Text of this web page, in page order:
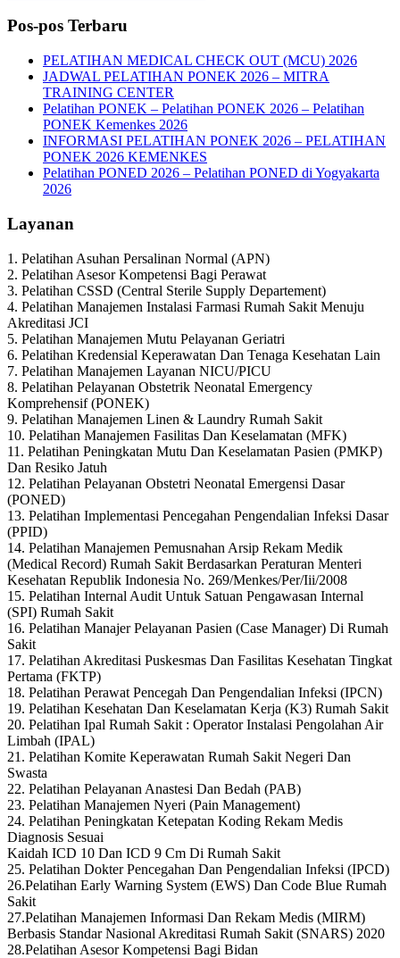
Pos-pos Terbaru
PELATIHAN MEDICAL CHECK OUT (MCU) 2026
JADWAL PELATIHAN PONEK 2026 – MITRA
TRAINING CENTER
Pelatihan PONEK – Pelatihan PONEK 2026 – Pelatihan
PONEK Kemenkes 2026
INFORMASI PELATIHAN PONEK 2026 – PELATIHAN
PONEK 2026 KEMENKES
Pelatihan PONED 2026 – Pelatihan PONED di Yogyakarta
2026
Layanan
1. Pelatihan Asuhan Persalinan Normal (APN)
2. Pelatihan Asesor Kompetensi Bagi Perawat
3. Pelatihan CSSD (Central Sterile Supply Departement)
4. Pelatihan Manajemen Instalasi Farmasi Rumah Sakit Menuju
Akreditasi JCI
5. Pelatihan Manajemen Mutu Pelayanan Geriatri
6. Pelatihan Kredensial Keperawatan Dan Tenaga Kesehatan Lain
7. Pelatihan Manajemen Layanan NICU/PICU
8. Pelatihan Pelayanan Obstetrik Neonatal Emergency
Komprehensif (PONEK)
9. Pelatihan Manajemen Linen & Laundry Rumah Sakit
10. Pelatihan Manajemen Fasilitas Dan Keselamatan (MFK)
11. Pelatihan Peningkatan Mutu Dan Keselamatan Pasien (PMKP)
Dan Resiko Jatuh
12. Pelatihan Pelayanan Obstetri Neonatal Emergensi Dasar
(PONED)
13. Pelatihan Implementasi Pencegahan Pengendalian Infeksi Dasar
(PPID)
14. Pelatihan Manajemen Pemusnahan Arsip Rekam Medik
(Medical Record) Rumah Sakit Berdasarkan Peraturan Menteri
Kesehatan Republik Indonesia No. 269/Menkes/Per/Iii/2008
15. Pelatihan Internal Audit Untuk Satuan Pengawasan Internal
(SPI) Rumah Sakit
16. Pelatihan Manajer Pelayanan Pasien (Case Manager) Di Rumah
Sakit
17. Pelatihan Akreditasi Puskesmas Dan Fasilitas Kesehatan Tingkat
Pertama (FKTP)
18. Pelatihan Perawat Pencegah Dan Pengendalian Infeksi (IPCN)
19. Pelatihan Kesehatan Dan Keselamatan Kerja (K3) Rumah Sakit
20. Pelatihan Ipal Rumah Sakit : Operator Instalasi Pengolahan Air
Limbah (IPAL)
21. Pelatihan Komite Keperawatan Rumah Sakit Negeri Dan
Swasta
22. Pelatihan Pelayanan Anastesi Dan Bedah (PAB)
23. Pelatihan Manajemen Nyeri (Pain Management)
24. Pelatihan Peningkatan Ketepatan Koding Rekam Medis
Diagnosis Sesuai
Kaidah ICD 10 Dan ICD 9 Cm Di Rumah Sakit
25. Pelatihan Dokter Pencegahan Dan Pengendalian Infeksi (IPCD)
26.Pelatihan Early Warning System (EWS) Dan Code Blue Rumah
Sakit
27.Pelatihan Manajemen Informasi Dan Rekam Medis (MIRM)
Berbasis Standar Nasional Akreditasi Rumah Sakit (SNARS) 2020
28.Pelatihan Asesor Kompetensi Bagi Bidan